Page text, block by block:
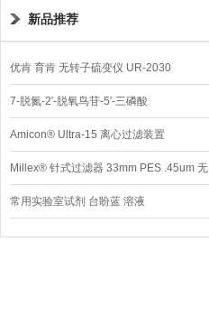
新品推荐
优肯 育肯 无转子硫变仪 UR-2030
7-脱氮-2′-脱氧鸟苷-5′-三磷酸
Amicon® Ultra-15 离心过滤装置
Millex® 针式过滤器 33mm PES .45um 无
菌
常用实验室试剂 台盼蓝 溶液